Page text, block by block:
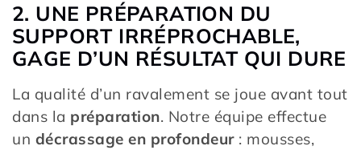
2. UNE PRÉPARATION DU
SUPPORT IRRÉPROCHABLE,
GAGE D’UN RÉSULTAT QUI DURE
La qualité d’un ravalement se joue avant tout
dans la préparation. Notre équipe effectue
un décrassage en profondeur: mousses,